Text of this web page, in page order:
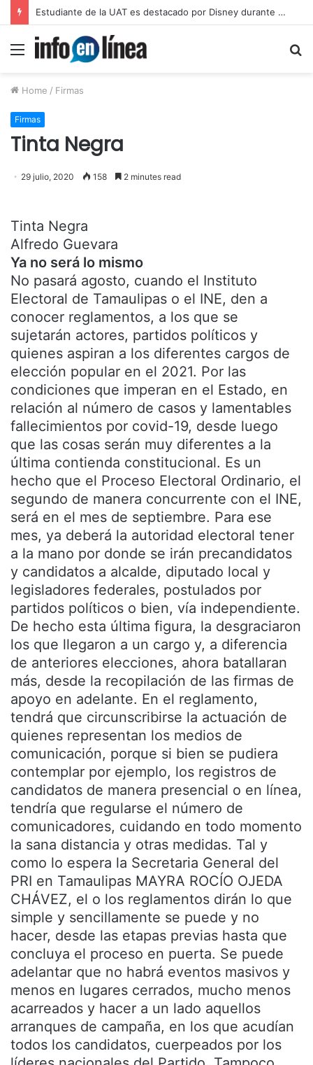
UAT proyecta alcanzar una matrícula de 45 mil estudiantes
Menu
Home / Firmas
Firmas
Tinta Negra
29 julio, 2020 158 2 minutes read
Tinta Negra
Alfredo Guevara
Ya no será lo mismo
No pasará agosto, cuando el Instituto
Electoral de Tamaulipas o el INE, den a
conocer reglamentos, a los que se
sujetarán actores, partidos políticos y
quienes aspiran a los diferentes cargos de
elección popular en el 2021. Por las
condiciones que imperan en el Estado, en
relación al número de casos y lamentables
fallecimientos por covid-19, desde luego
que las cosas serán muy diferentes a la
última contienda constitucional. Es un
hecho que el Proceso Electoral Ordinario, el
segundo de manera concurrente con el INE,
será en el mes de septiembre. Para ese
mes, ya deberá la autoridad electoral tener
a la mano por donde se irán precandidatos
y candidatos a alcalde, diputado local y
legisladores federales, postulados por
partidos políticos o bien, vía independiente.
De hecho esta última figura, la desgraciaron
los que llegaron a un cargo y, a diferencia
de anteriores elecciones, ahora batallaran
más, desde la recopilación de las firmas de
apoyo en adelante. En el reglamento,
tendrá que circunscribirse la actuación de
quienes representan los medios de
comunicación, porque si bien se pudiera
contemplar por ejemplo, los registros de
candidatos de manera presencial o en línea,
tendría que regularse el número de
comunicadores, cuidando en todo momento
la sana distancia y otras medidas. Tal y
como lo espera la Secretaria General del
PRI en Tamaulipas MAYRA ROCÍO OJEDA
CHÁVEZ, el o los reglamentos dirán lo que
simple y sencillamente se puede y no
hacer, desde las etapas previas hasta que
concluya el proceso en puerta. Se puede
adelantar que no habrá eventos masivos y
menos en lugares cerrados, mucho menos
acarreados y hacer a un lado aquellos
arranques de campaña, en los que acudían
todos los candidatos, cuerpeados por los